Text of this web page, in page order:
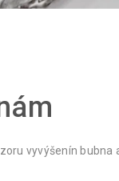
vyvýšenín bubna